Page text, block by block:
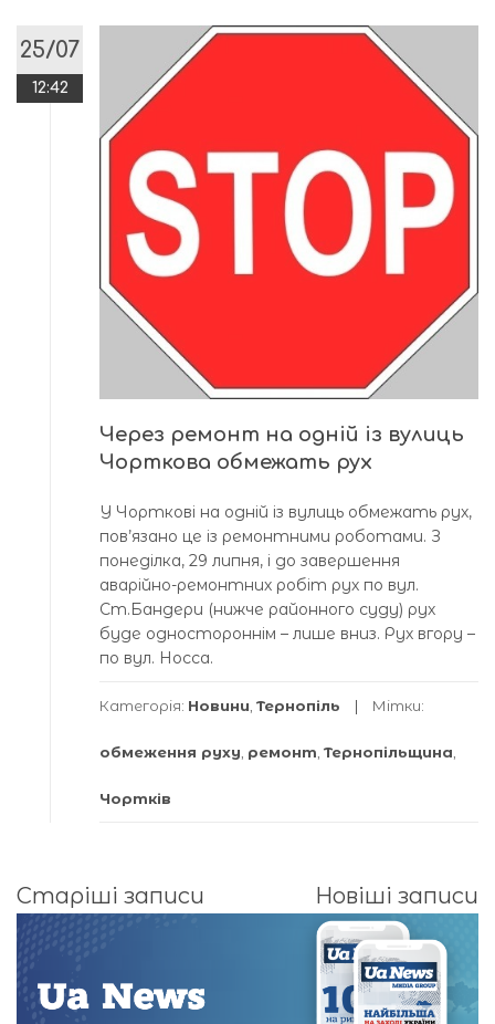
25/07
12:42
Через ремонт на одній із вулиць
Чорткова обмежать рух
У Чорткові на одній із вулиць обмежать рух,
пов’язано це із ремонтними роботами. З
понеділка, 29 липня, і до завершення
аварійно-ремонтних робіт рух по вул.
Ст.Бандери (нижче районного суду) рух
буде одностороннім – лише вниз. Рух вгору –
по вул. Носса.
Категорія: Новини Тернопіль Мітки:
обмеження руху ремонт Тернопільщина
Чортків
Навігація
за
Старіші записи Новіші записи